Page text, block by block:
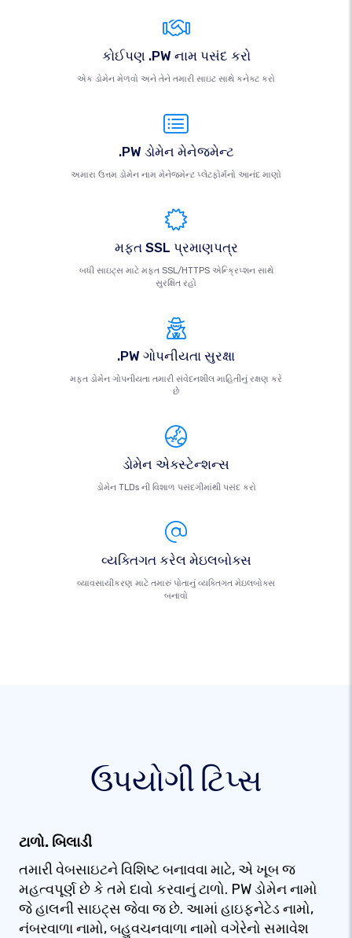
કોઈપણ .PW નામ પસંદ કરો
એક ડોમેન મેળવો અને તેને તમારી સાઇટ સાથે કનેક્ટ કરો
.PW ડોમેન મેનેજમેન્ટ
અમારા ઉત્તમ ડોમેન નામ મેનેજમેન્ટ પ્લેટફોર્મનો આનંદ માણો
મફત SSL પ્રમાણપત્ર
બધી સાઇટ્સ માટે મફત SSL/HTTPS એન્ક્રિપ્શન સાથે
સુરક્ષિત રહો
.PW ગોપનીયતા સુરક્ષા
મફત ડોમેન ગોપનીયતા તમારી સંવેદનશીલ માહિતીનું રક્ષણ કરે
છે
ડોમેન એક્સ્ટેન્શન્સ
ડોમેન TLDs ની વિશાળ પસંદગીમાંથી પસંદ કરો
વ્યક્તિગત કરેલ મેઇલબોક્સ
વ્યાવસાયીકરણ માટે તમારું પોતાનું વ્યક્તિગત મેઇલબોક્સ
બનાવો
ઉપયોગી ટિપ્સ
ટાળો. બિલાડી
તમારી વેબસાઇટને વિશિષ્ટ બનાવવા માટે, એ ખૂબ જ
મહત્વપૂર્ણ છે કે તમે દાવો કરવાનું ટાળો. PW ડોમેન નામો
જે હાલની સાઇટ્સ જેવા જ છે. આમાં હાઇફનેટેડ નામો,
નંબરવાળા નામો, બહુવચનવાળા નામો વગેરેનો સમાવેશ